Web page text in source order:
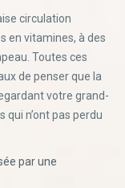
circulation
en vitamines, à des
Toutes ces
de penser que la
votre grand-
n’ont pas perdu
par une